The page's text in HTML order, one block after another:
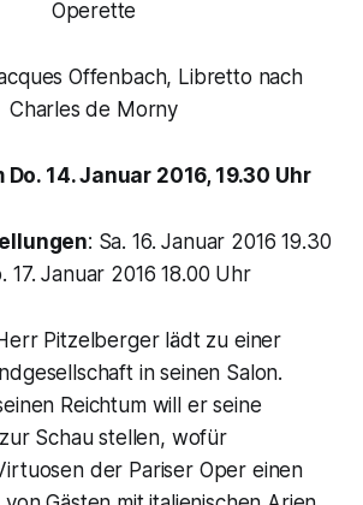
Operette
Offenbach, Libretto nach
Charles de Morny
Do. 14. Januar 2016, 19.30 Uhr
: Sa. 16. Januar 2016 19.30
17. Januar 2016 18.00 Uhr
Pitzelberger lädt zu einer
in seinen Salon.
Reichtum will er seine
Schau stellen, wofür
der Pariser Oper einen